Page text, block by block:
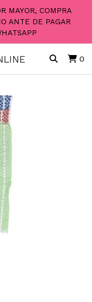
MAYOR, COMPRA
ANTE DE PAGAR
0